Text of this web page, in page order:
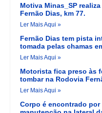
Motiva Minas_SP
Fernão Dias, km 77.
Ler Mais Aqui »
Fernão Dias tem pista
tomada pelas chamas
Ler Mais Aqui »
Motorista fica preso às
tombar na Rodovia
Ler Mais Aqui »
Corpo é encontrado